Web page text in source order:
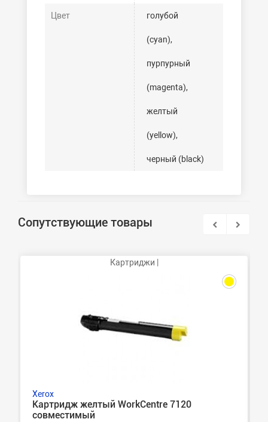
Цвет голубой
(cyan),
пурпурный
(magenta),
желтый
(yellow),
черный (black)
Сопутствующие товары
Картриджи |
Xerox
Картридж желтый WorkCentre 7120
совместимый